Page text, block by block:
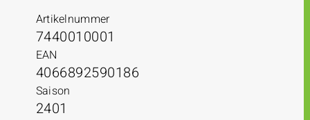
Artikelnummer
7440010001
EAN
4066892590186
Saison
2401